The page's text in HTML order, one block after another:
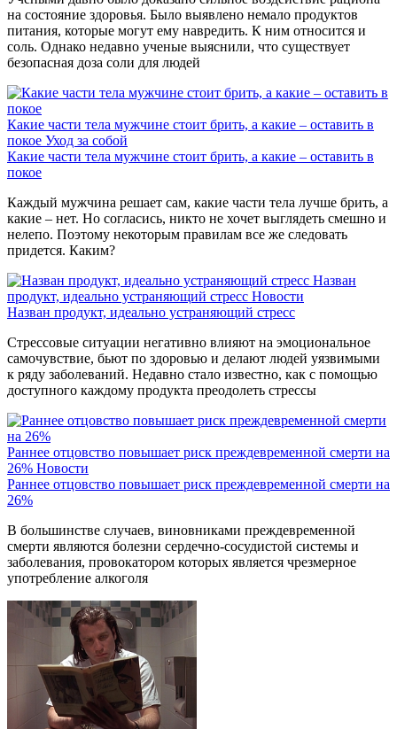
на состояние здоровья. Было выявлено немало продуктов
питания, которые могут ему навредить. К ним относится и
соль. Однако недавно ученые выяснили, что существует
безопасная доза соли для людей
Какие части тела мужчине стоит брить, а какие – оставить в
покое Уход за собой
Какие части тела мужчине стоит брить, а какие – оставить в
покое
Каждый мужчина решает сам, какие части тела лучше брить, а
какие – нет. Но согласись, никто не хочет выглядеть смешно и
нелепо. Поэтому некоторым правилам все же следовать
придется. Каким?
Назван
продукт, идеально устраняющий стресс Новости
Назван продукт, идеально устраняющий стресс
Стрессовые ситуации негативно влияют на эмоциональное
самочувствие, бьют по здоровью и делают людей уязвимыми
к ряду заболеваний. Недавно стало известно, как с помощью
доступного каждому продукта преодолеть стрессы
Раннее отцовство повышает риск преждевременной смерти на
26% Новости
Раннее отцовство повышает риск преждевременной смерти на
26%
В большинстве случаев, виновниками преждевременной
смерти являются болезни сердечно-сосудистой системы и
заболевания, провокатором которых является чрезмерное
употребление алкоголя